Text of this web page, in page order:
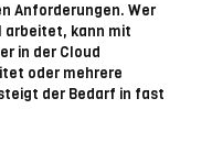
Anforderungen. Wer
arbeitet, kann mit
in der Cloud
oder mehrere
der Bedarf in fast